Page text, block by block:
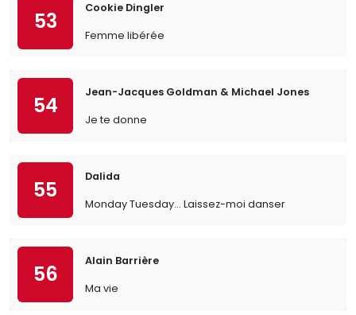
53
Cookie Dingler
Femme libérée
54
Jean-Jacques Goldman & Michael Jones
Je te donne
55
Dalida
Monday Tuesday... Laissez-moi danser
56
Alain Barrière
Ma vie